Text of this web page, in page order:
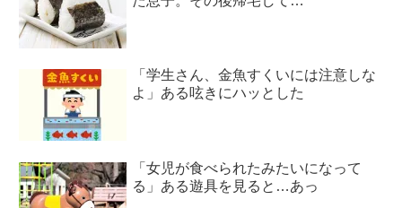
「学生さん、金魚すくいには注意しな
よ」ある呟きにハッとした
「女児が食べられたみたいになって
る」ある遊具を見ると…あっ